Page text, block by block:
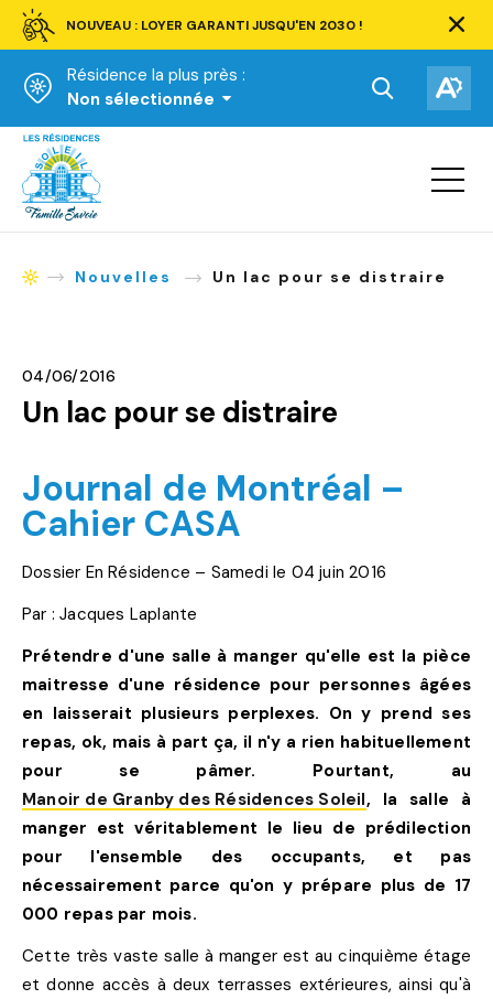
NOUVEAU : LOYER GARANTI JUSQU'EN 2030 !
barre
Résidence la plus près :
Non sélectionnée
Ouvrir
la
recherche.
la
Accueil
Ouvrir
la
AccueilNouvelles Un lac pour se distraire
04/06/2016
Un lac pour se distraire
Journal de Montréal –
Cahier CASA
Dossier En Résidence – Samedi le 04 juin 2016
Par : Jacques Laplante
Prétendre d'une salle à manger qu'elle est la pièce
maitresse d'une résidence pour personnes âgées
en laisserait plusieurs perplexes. On y prend ses
repas, ok, mais à part ça, il n'y a rien habituellement
pour se pâmer. Pourtant, au
Manoir de Granby des Résidences Soleil, la salle à
manger est véritablement le lieu de prédilection
pour l'ensemble des occupants, et pas
nécessairement parce qu'on y prépare plus de 17
000 repas par mois.
Cette très vaste salle à manger est au cinquième étage
et donne accès à deux terrasses extérieures, ainsi qu'à